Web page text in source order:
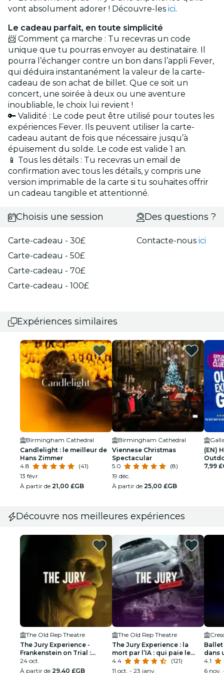
vont absolument adorer ! Découvre-les ici.
Le cadeau parfait, en toute simplicité
📨 Comment ça marche : Tu recevras un code
unique que tu pourras envoyer au destinataire. Il
pourra l’échanger contre un bon dans l’appli Fever,
qui déduira instantanément la valeur de la carte-
cadeau de son achat de billet. Que ce soit un
concert, une soirée à deux ou une aventure
inoubliable, le choix lui revient !
🔑 Validité : Le code peut être utilisé pour toutes les
expériences Fever. Ils peuvent utiliser la carte-
cadeau autant de fois que nécessaire jusqu’à
épuisement du solde. Le code est valide 1 an.
📱 Tous les détails : Tu recevras un email de
confirmation avec tous les détails, y compris une
version imprimable de la carte si tu souhaites offrir
un cadeau tangible et attentionné.
Choisis une session
Carte-cadeau - 30£
Carte-cadeau - 50£
Carte-cadeau - 70£
Carte-cadeau - 100£
Des questions ?
Contacte-nousici
Expériences similaires
Birmingham Cathedral
Candlelight : le meilleur de
Hans Zimmer
4.8
(41)
13 févr.
À partir de 21,00 £GB
Birmingham Cathedral
Viennese Christmas
Spectacular
5.0
(8)
19 déc.
À partir de 25,00 £GB
(EN)
7,99
Découvre nos meilleures expériences
The Old Rep Theatre
The Jury Experience -
Frankenstein on Trial :
l’homme qui a défié Dieu
24 oct.
À partir de 29,40 £GB
The Old Rep Theatre
The Jury Experience : la
mort par l’IA : qui paie le
prix ?
4.4
(121)
11 oct. - 23 janv.
dans
4.1
6 nov.